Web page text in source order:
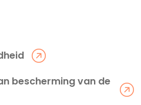
bescherming van de